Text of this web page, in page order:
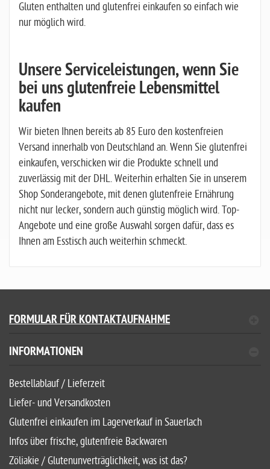
Gluten enthalten und glutenfrei einkaufen so einfach wie
nur möglich wird.
Unsere Serviceleistungen, wenn Sie
bei uns glutenfreie Lebensmittel
kaufen
Wir bieten Ihnen bereits ab 85 Euro den kostenfreien
Versand innerhalb von Deutschland an. Wenn Sie glutenfrei
einkaufen, verschicken wir die Produkte schnell und
zuverlässig mit der DHL. Weiterhin erhalten Sie in unserem
Shop Sonderangebote, mit denen glutenfreie Ernährung
nicht nur lecker, sondern auch günstig möglich wird. Top-
Angebote und eine große Auswahl sorgen dafür, dass es
Ihnen am Esstisch auch weiterhin schmeckt.
FORMULAR FÜR KONTAKTAUFNAHME
INFORMATIONEN
Bestellablauf / Lieferzeit
Liefer- und Versandkosten
Glutenfrei einkaufen im Lagerverkauf in Sauerlach
Infos über frische, glutenfreie Backwaren
Zöliakie / Glutenunverträglichkeit, was ist das?